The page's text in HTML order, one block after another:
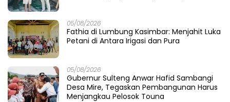
05/08/2026
Fathia di Lumbung Kasimbar: Menjahit Luka
Petani di Antara Irigasi dan Pura
05/08/2026
Gubernur Sulteng Anwar Hafid Sambangi
Desa Mire, Tegaskan Pembangunan Harus
Menjangkau Pelosok Touna